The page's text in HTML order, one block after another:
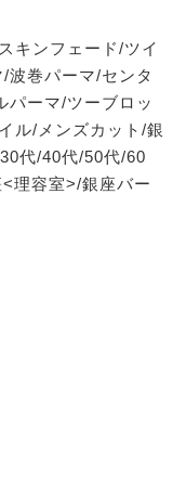
キンフェード/ツイ
波巻パーマ/センタ
パーマ/ツーブロッ
ル/メンズカット/銀
代/40代/50代/60
理容室>/銀座バー